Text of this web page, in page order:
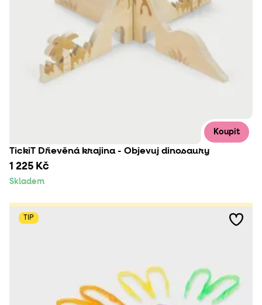
Koupit
TickiT Dřevěná krajina - Objevuj dinosaury
1 225 Kč
Skladem
TIP